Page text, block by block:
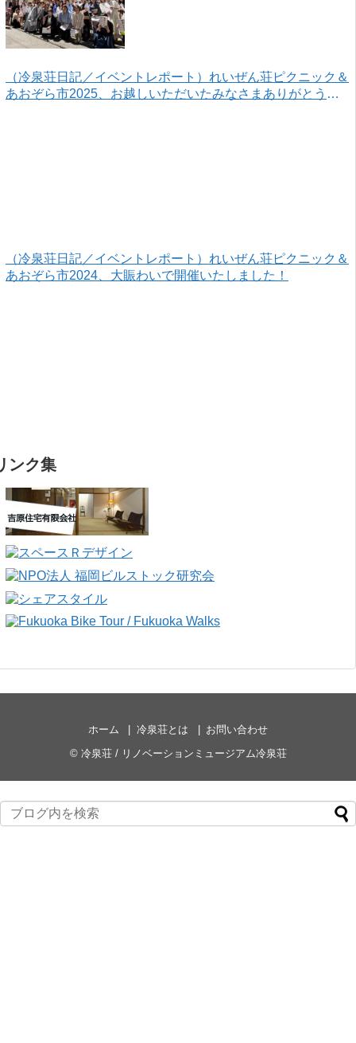
（冷泉荘日記／イベントレポート）れいぜん荘ピクニック＆
あおぞら市2025、お越しいただいたみなさまありがとうご
（冷泉荘日記／イベントレポート）れいぜん荘ピクニック＆
あおぞら市2024、大賑わいで開催いたしました！
ンク集
ホーム 冷泉荘とは
お問い合わせ
© 冷泉荘 / リノベーションミュージアム冷泉荘